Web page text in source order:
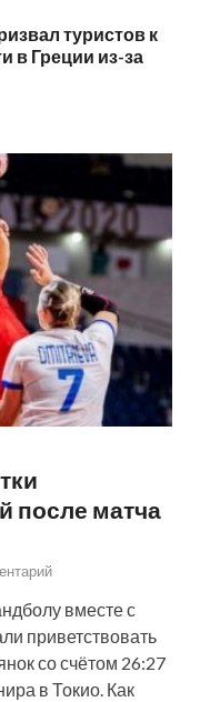
туристов к
в Греции из-за
после матча
вместе с
приветствовать
со счётом 26:27
в Токио. Как